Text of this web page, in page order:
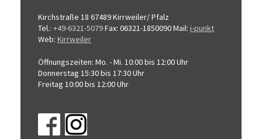
Kirchstraße 18 67489 Kirrweiler/ Pfalz
Tel.: +49-6321-5079Fax: 06321-1850090Mail: i-punkt
Web: Kirrweiler
Öffnungszeiten: Mo. - Mi. 10:00 bis 12:00 Uhr
Donnerstag 15:30 bis 17:30 Uhr
Freitag 10:00 bis 12:00 Uhr